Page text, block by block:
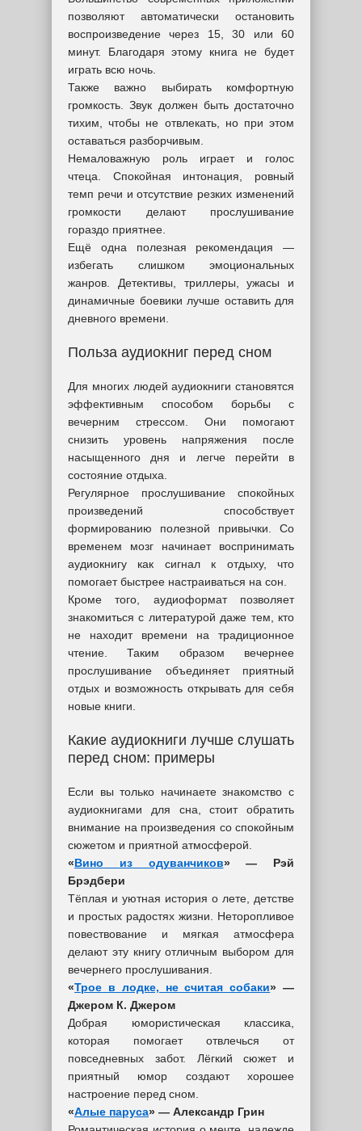
позволяют автоматически остановить
воспроизведение через 15, 30 или 60
минут. Благодаря этому книга не будет
играть всю ночь.
Также важно выбирать комфортную
громкость. Звук должен быть достаточно
тихим, чтобы не отвлекать, но при этом
оставаться разборчивым.
Немаловажную роль играет и голос
чтеца. Спокойная интонация, ровный
темп речи и отсутствие резких изменений
громкости делают прослушивание
гораздо приятнее.
Ещё одна полезная рекомендация —
избегать слишком эмоциональных
жанров. Детективы, триллеры, ужасы и
динамичные боевики лучше оставить для
дневного времени.
Польза аудиокниг перед сном
Для многих людей аудиокниги становятся
эффективным способом борьбы с
вечерним стрессом. Они помогают
снизить уровень напряжения после
насыщенного дня и легче перейти в
состояние отдыха.
Регулярное прослушивание спокойных
произведений способствует
формированию полезной привычки. Со
временем мозг начинает воспринимать
аудиокнигу как сигнал к отдыху, что
помогает быстрее настраиваться на сон.
Кроме того, аудиоформат позволяет
знакомиться с литературой даже тем, кто
не находит времени на традиционное
чтение. Таким образом вечернее
прослушивание объединяет приятный
отдых и возможность открывать для себя
новые книги.
Какие аудиокниги лучше слушать
перед сном: примеры
Если вы только начинаете знакомство с
аудиокнигами для сна, стоит обратить
внимание на произведения со спокойным
сюжетом и приятной атмосферой.
«Вино из одуванчиков» — Рэй
Брэдбери
Тёплая и уютная история о лете, детстве
и простых радостях жизни. Неторопливое
повествование и мягкая атмосфера
делают эту книгу отличным выбором для
вечернего прослушивания.
«Трое в лодке, не считая собаки» —
Джером К. Джером
Добрая юмористическая классика,
которая помогает отвлечься от
повседневных забот. Лёгкий сюжет и
приятный юмор создают хорошее
настроение перед сном.
«Алые паруса» — Александр Грин